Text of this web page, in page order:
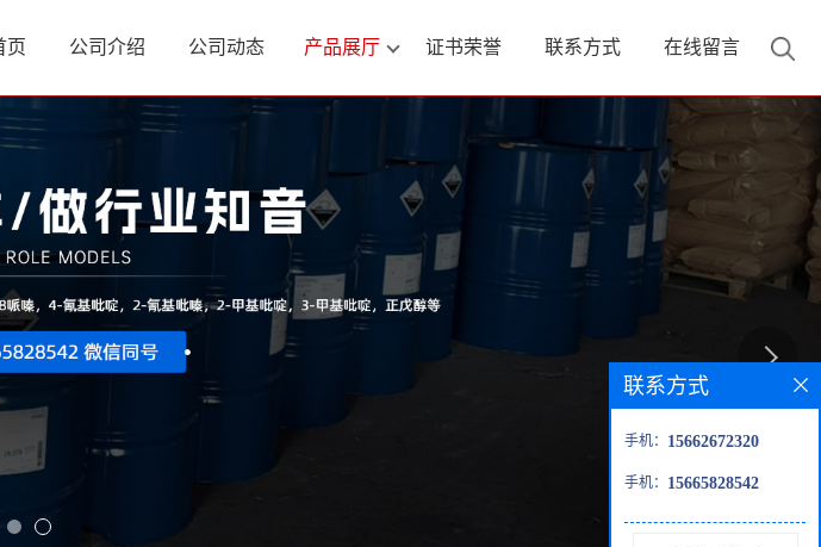
页 公司介绍 公司动态 产品展厅 证书荣誉 联系方式 在线留言
联系方式
手机： 15662672320
手机： 15665828542